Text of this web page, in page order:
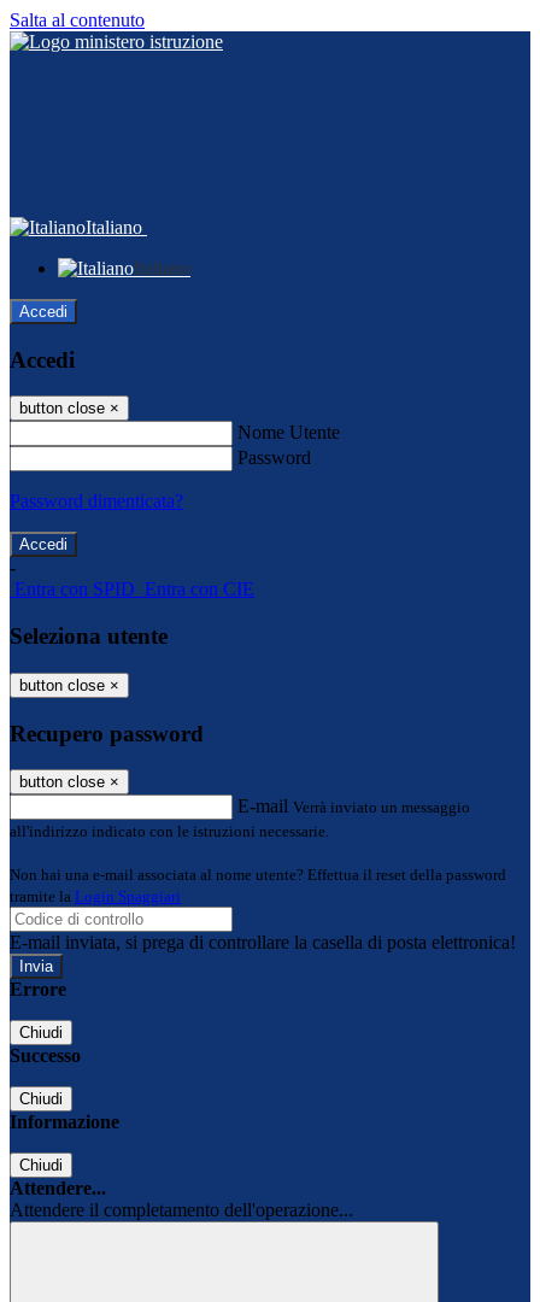
Salta al contenuto
Italiano
Italiano
Accedi
Accedi
button close ×
Nome Utente
Password
Password dimenticata?
-
Entra con SPID Entra con CIE
Seleziona utente
button close ×
Recupero password
button close ×
E-mail Verrà inviato un messaggio
all'indirizzo indicato con le istruzioni necessarie.
Non hai una e-mail associata al nome utente? Effettua il reset della password
tramite la Login Spaggiari
E-mail inviata, si prega di controllare la casella di posta elettronica!
Errore
Chiudi
Successo
Chiudi
Informazione
Chiudi
Attendere...
Attendere il completamento dell'operazione...